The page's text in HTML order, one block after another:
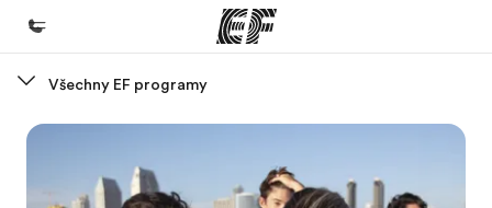
Vítejte v EF
Všechny programy
Všechny EF programy